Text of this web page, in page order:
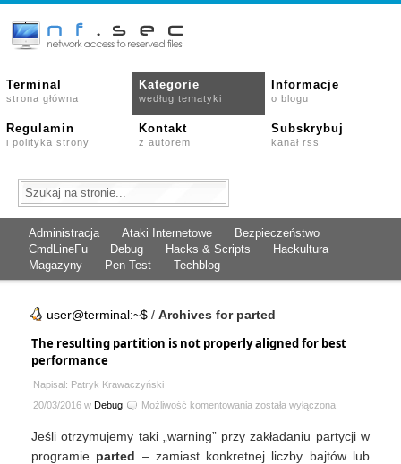
Terminal
strona główna
Kategorie
według tematyki
Informacje
o blogu
Regulamin
i polityka strony
Kontakt
z autorem
Subskrybuj
kanał rss
Administracja Ataki Internetowe
Bezpieczeństwo
CmdLineFu
Debug Hacks & Scripts
Hackultura
Magazyny
Pen Test Techblog
user@terminal:~$ / Archives for parted
The resulting partition is not properly aligned for best
performance
Napisał: Patryk Krawaczyński
20/03/2016 w Debug Możliwość komentowania The
partition
is
została wyłączona
Jeśli otrzymujemy taki „warning” przy zakładaniu partycji w
programie parted – zamiast konkretnej liczby bajtów lub